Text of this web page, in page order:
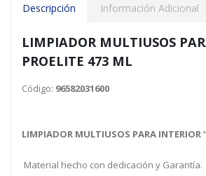
Descripción Información Adicional
LIMPIADOR MULTIUSOS
PROELITE 473 ML
Código: 96582031600
LIMPIADOR MULTIUSOS PARA INTERIOR
Material hecho con dedicación y Garantía.